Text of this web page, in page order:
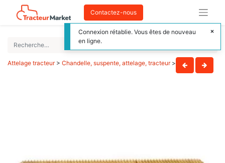
Contactez-nous
Attelage tracteur> Chandelle, suspente, attelage, tracteur>
Connexion rétablie. Vous êtes de nouveau
en ligne.